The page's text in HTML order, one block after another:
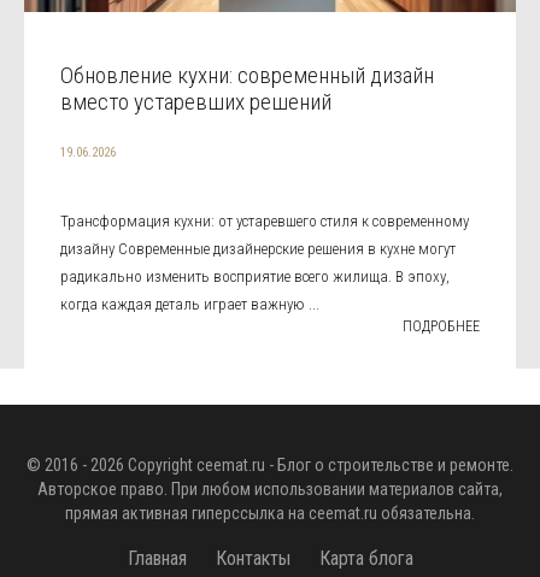
Обновление кухни: современный дизайн
вместо устаревших решений
19.06.2026
Трансформация кухни: от устаревшего стиля к современному
дизайну Современные дизайнерские решения в кухне могут
радикально изменить восприятие всего жилища. В эпоху,
когда каждая деталь играет важную ...
ПОДРОБНЕЕ
© 2016 - 2026 Copyright ceemat.ru - Блог о строительстве и ремонте.
Авторское право. При любом использовании материалов сайта,
прямая активная гиперссылка на ceemat.ru обязательна.
Главная Контакты Карта блога